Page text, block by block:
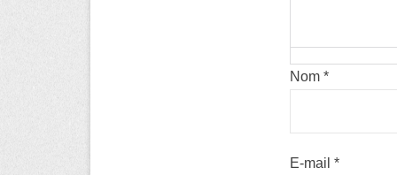
Nom *
E-mail *